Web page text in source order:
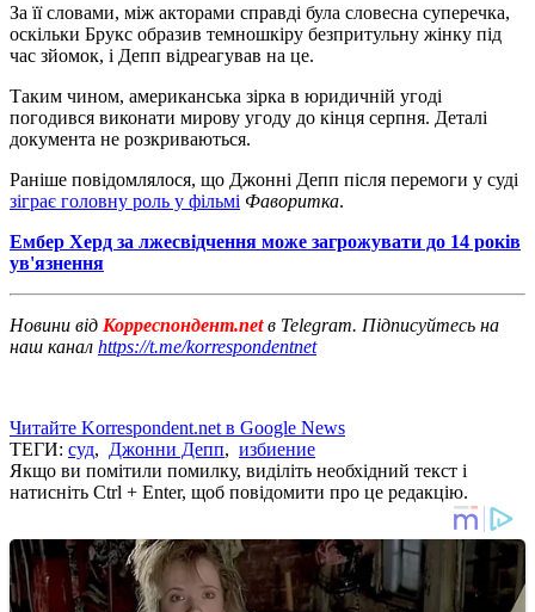
За її словами, між акторами справді була словесна суперечка,
оскільки Брукс образив темношкіру безпритульну жінку під
час зйомок, і Депп відреагував на це.
Таким чином, американська зірка в юридичній угоді
погодився виконати мирову угоду до кінця серпня. Деталі
документа не розкриваються.
Раніше повідомлялося, що Джонні Депп після перемоги у суді
зіграє головну роль у фільмі Фаворитка.
Ембер Херд за лжесвідчення може загрожувати до 14 років
ув'язнення
Новини від Корреспондент.netв Telegram. Підписуйтесь на
наш канал https://t.me/korrespondentnet
Читайте Korrespondent.net в Google News
ТЕГИ: суд, Джонни Депп, избиение
Якщо ви помітили помилку, виділіть необхідний текст і
натисніть Ctrl + Enter, щоб повідомити про це редакцію.